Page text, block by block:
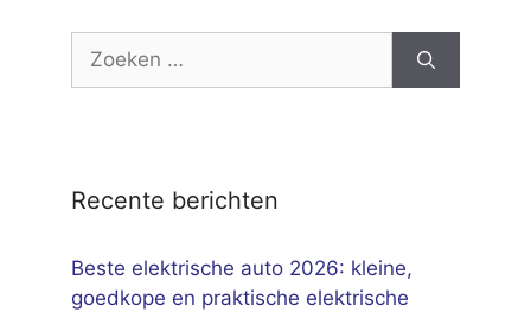
Zoek
Recente berichten
Beste elektrische auto 2026: kleine,
goedkope en praktische elektrische